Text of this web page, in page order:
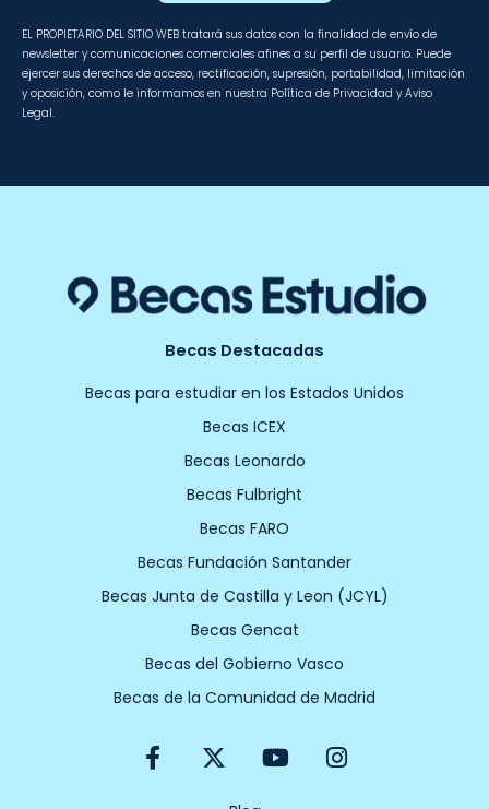
EL PROPIETARIO DEL SITIO WEB tratará sus datos con la finalidad de envío de
newsletter y comunicaciones comerciales afines a su perfil de usuario. Puede
ejercer sus derechos de acceso, rectificación, supresión, portabilidad, limitación
y oposición, como le informamos en nuestra Política de Privacidad y Aviso
Legal.
Becas Destacadas
Becas para estudiar en los Estados Unidos
Becas ICEX
Becas Leonardo
Becas Fulbright
Becas FARO
Becas Fundación Santander
Becas Junta de Castilla y Leon (JCYL)
Becas Gencat
Becas del Gobierno Vasco
Becas de la Comunidad de Madrid
F
a
X
-
Y
o
I
n